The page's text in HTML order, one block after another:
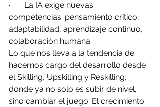
·       La IA exige nuevas
competencias: pensamiento crítico,
adaptabilidad, aprendizaje continuo,
colaboración humana.
Lo que nos lleva a la tendencia de
hacernos cargo del desarrollo desde
el Skilling, Upskilling y Reskilling,
donde ya no solo es subir de nivel,
sino cambiar el juego. El crecimiento